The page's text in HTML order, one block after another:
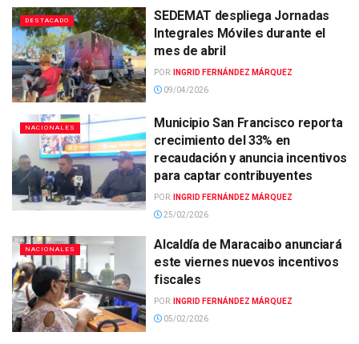
DESTACADO
SEDEMAT despliega Jornadas
Integrales Móviles durante el
mes de abril
POR:
INGRID FERNÁNDEZ MÁRQUEZ
09/04/2026
NACIONALES
Municipio San Francisco reporta
crecimiento del 33% en
recaudación y anuncia incentivos
para captar contribuyentes
POR:
INGRID FERNÁNDEZ MÁRQUEZ
25/02/2026
NACIONALES
Alcaldía de Maracaibo anunciará
este viernes nuevos incentivos
fiscales
POR:
INGRID FERNÁNDEZ MÁRQUEZ
05/02/2026